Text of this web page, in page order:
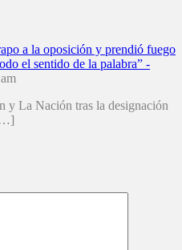
a la oposición y prendió fuego
el sentido de la palabra” -
La Nación tras la designación